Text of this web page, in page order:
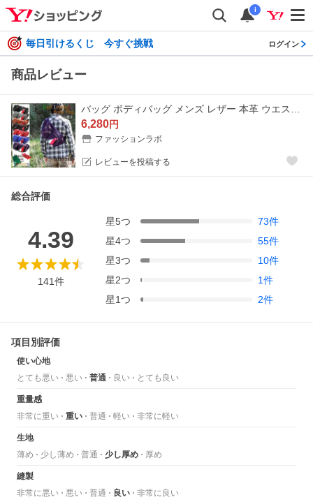
i
毎日引けるくじ 今すぐ挑戦 ログイン
商品レビュー
6,280円
ファッションラボ
レビューを投稿する
総合評価
4.39
141件
星5つ 73件
星4つ 55件
星3つ 10件
星2つ 1件
星1つ 2件
項目別評価
使い心地
とても悪い
悪い 普通 良い とても良い
重量感
非常に重い
重い 普通 軽い 非常に軽い
生地
薄め
少し薄め 普通 少し厚め 厚め
縫製
非常に悪い
悪い 普通 良い 非常に良い